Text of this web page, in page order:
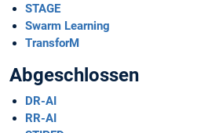
STAGE
Swarm Learning
TransforM
Abgeschlossen
DR-AI
RR-AI